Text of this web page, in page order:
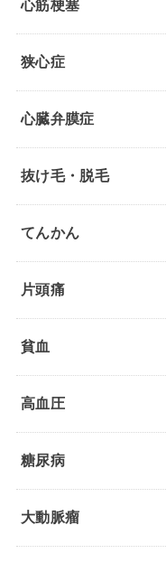
心筋梗塞
狭心症
心臓弁膜症
抜け毛・脱毛
てんかん
片頭痛
貧血
高血圧
糖尿病
大動脈瘤